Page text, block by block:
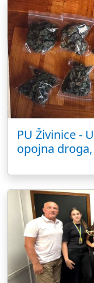
PU Živinice -
opojna